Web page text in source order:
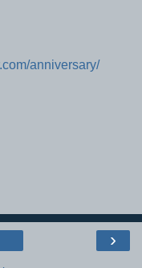
anniversary/
›